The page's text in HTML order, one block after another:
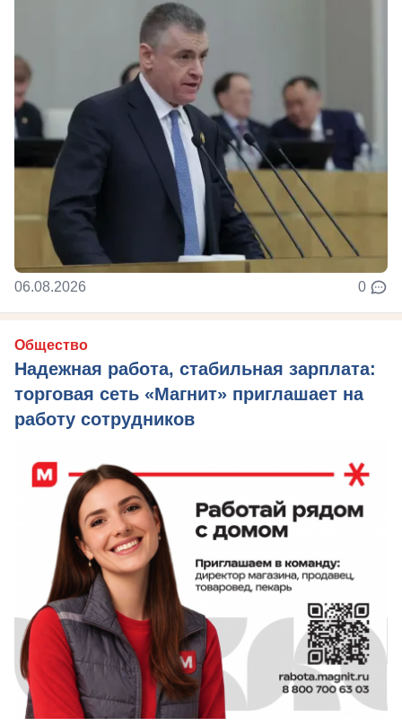
06.08.2026 0
Общество
Надежная работа, стабильная зарплата:
торговая сеть «Магнит» приглашает на
работу сотрудников